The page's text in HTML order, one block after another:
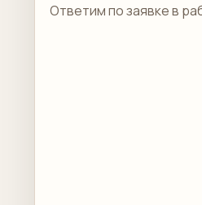
Ответим по заявке в